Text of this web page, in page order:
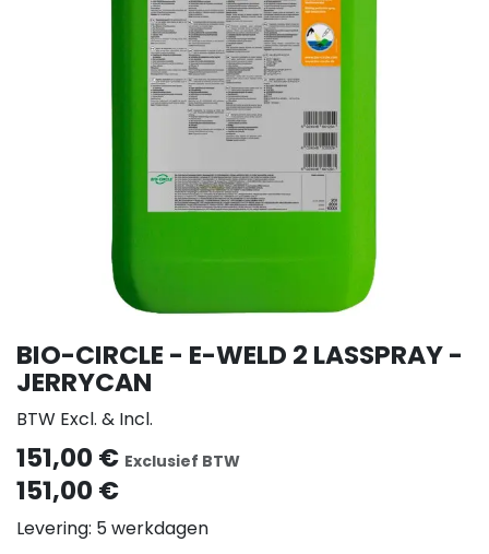
BIO-CIRCLE - E-WELD 2 LASSPRAY -
JERRYCAN
BTW Excl. & Incl.
151,00 € Exclusief BTW
151,00 €
Levering: 5 werkdagen